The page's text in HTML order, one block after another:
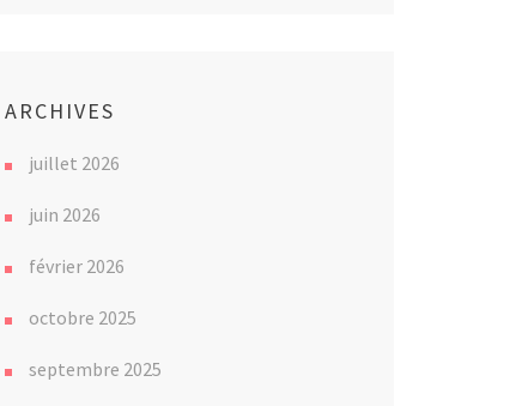
ARCHIVES
juillet 2026
juin 2026
février 2026
octobre 2025
septembre 2025